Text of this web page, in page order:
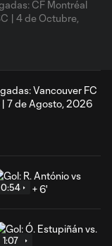
0:54
1:07